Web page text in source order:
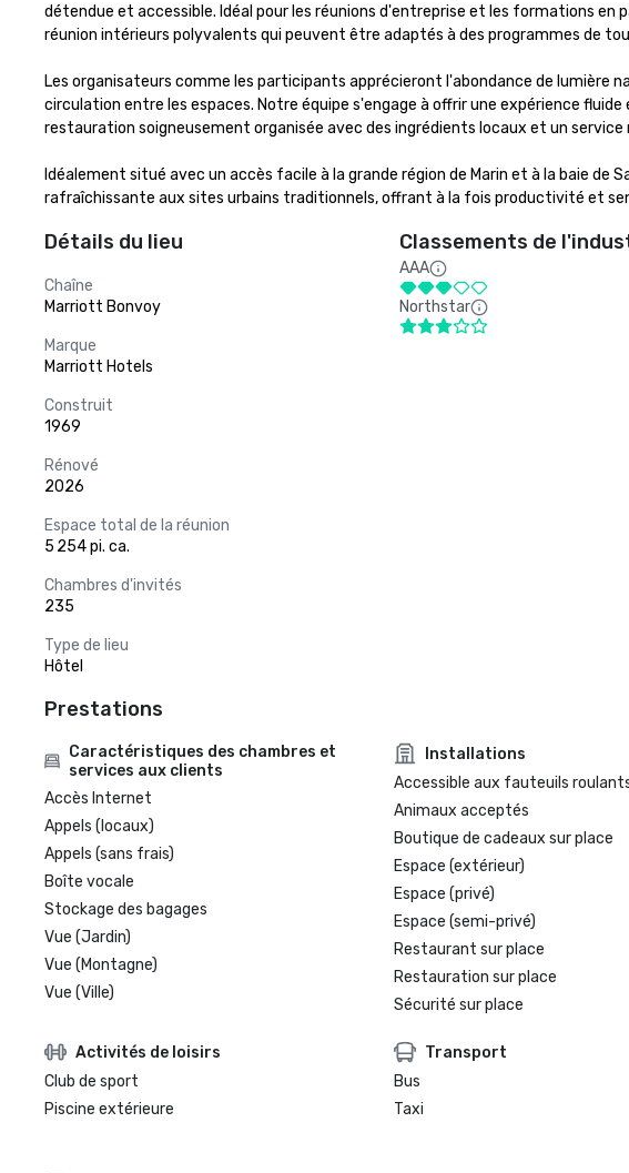
détendue et accessible. Idéal pour les réunions d'entreprise et les formations en
réunion intérieurs polyvalents qui peuvent être adaptés à des programmes de
Les organisateurs comme les participants apprécieront l'abondance de lumière
circulation entre les espaces. Notre équipe s'engage à offrir une expérience
restauration soigneusement organisée avec des ingrédients locaux et un
Idéalement situé avec un accès facile à la grande région de Marin et à la baie de
rafraîchissante aux sites urbains traditionnels, offrant à la fois productivité et
Détails du lieu
Chaîne
Marriott Bonvoy
Marque
Marriott Hotels
Construit
1969
Rénové
2026
Espace total de la réunion
5 254 pi. ca.
Chambres d'invités
235
Type de lieu
Hôtel
Classements de
AAA
Northstar
Prestations
Caractéristiques des chambres et
services aux clients
Accès Internet
Appels (locaux)
Appels (sans frais)
Boîte vocale
Stockage des bagages
Vue (Jardin)
Vue (Montagne)
Vue (Ville)
Installations
Accessible aux fauteuils
Animaux acceptés
Boutique de cadeaux sur place
Espace (extérieur)
Espace (privé)
Espace (semi-privé)
Restaurant sur place
Restauration sur place
Sécurité sur place
Activités de loisirs
Club de sport
Piscine extérieure
Transport
Bus
Taxi